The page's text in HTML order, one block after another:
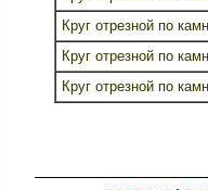
Круг отрезной по
Круг отрезной по
Круг отрезной по